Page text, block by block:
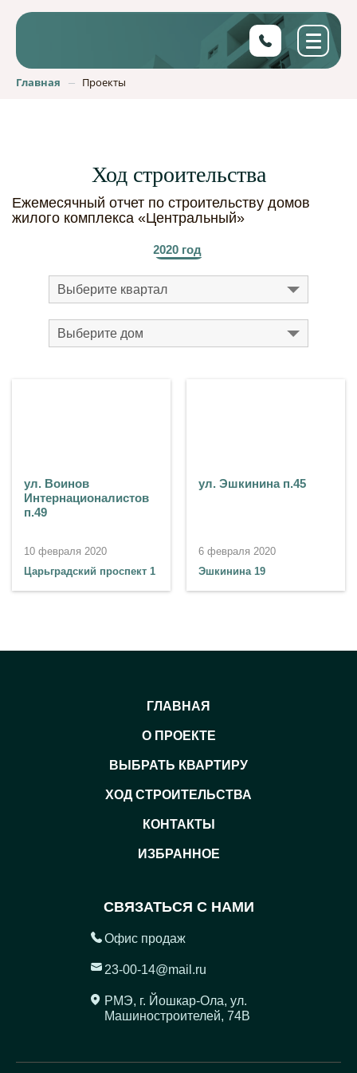
Главная Проекты
Ход строительства
Ежемесячный отчет по строительству домов
жилого комплекса «Центральный»
2020 год
ул. Воинов
Интернационалистов
п.49
10 февраля 2020
Царьградский проспект 1
ул. Эшкинина п.45
6 февраля 2020
Эшкинина 19
ГЛАВНАЯ
О ПРОЕКТЕ
ВЫБРАТЬ КВАРТИРУ
ХОД СТРОИТЕЛЬСТВА
КОНТАКТЫ
ИЗБРАННОЕ
СВЯЗАТЬСЯ С НАМИ
Офис продаж
23-00-14@mail.ru
РМЭ, г. Йошкар-Ола, ул.
Машиностроителей, 74В